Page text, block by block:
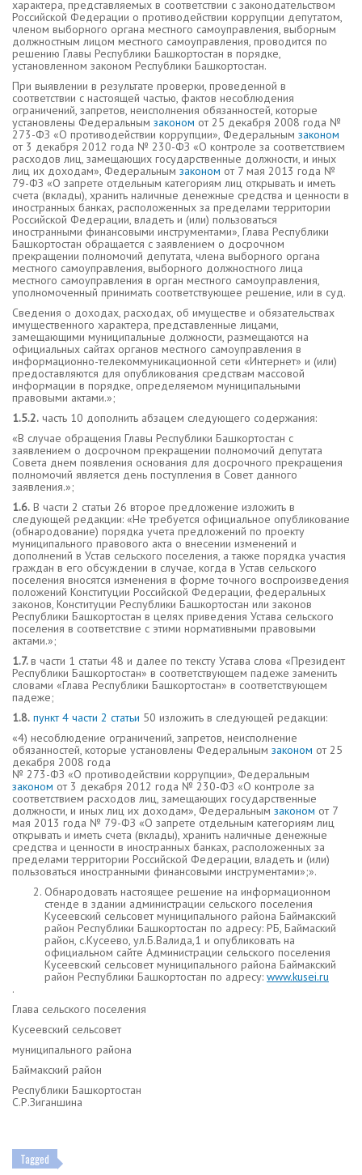
характера, представляемых в соответствии с законодательством
Российской Федерации о противодействии коррупции депутатом,
членом выборного органа местного самоуправления, выборным
должностным лицом местного самоуправления, проводится по
решению Главы Республики Башкортостан в порядке,
установленном законом Республики Башкортостан.
При выявлении в результате проверки, проведенной в
соответствии с настоящей частью, фактов несоблюдения
ограничений, запретов, неисполнения обязанностей, которые
установлены Федеральным законом от 25 декабря 2008 года №
273-ФЗ «О противодействии коррупции», Федеральным законом
от 3 декабря 2012 года № 230-ФЗ «О контроле за соответствием
расходов лиц, замещающих государственные должности, и иных
лиц их доходам», Федеральным законом от 7 мая 2013 года №
79-ФЗ «О запрете отдельным категориям лиц открывать и иметь
счета (вклады), хранить наличные денежные средства и ценности в
иностранных банках, расположенных за пределами территории
Российской Федерации, владеть и (или) пользоваться
иностранными финансовыми инструментами», Глава Республики
Башкортостан обращается с заявлением о досрочном
прекращении полномочий депутата, члена выборного органа
местного самоуправления, выборного должностного лица
местного самоуправления в орган местного самоуправления,
уполномоченный принимать соответствующее решение, или в суд.
Сведения о доходах, расходах, об имуществе и обязательствах
имущественного характера, представленные лицами,
замещающими муниципальные должности, размещаются на
официальных сайтах органов местного самоуправления в
информационно-телекоммуникационной сети «Интернет» и (или)
предоставляются для опубликования средствам массовой
информации в порядке, определяемом муниципальными
правовыми актами.»;
1.5.2. часть 10 дополнить абзацем следующего содержания:
«В случае обращения Главы Республики Башкортостан с
заявлением о досрочном прекращении полномочий депутата
Совета днем появления основания для досрочного прекращения
полномочий является день поступления в Совет данного
заявления.»;
1.6. В части 2 статьи 26 второе предложение изложить в
следующей редакции: «Не требуется официальное опубликование
(обнародование) порядка учета предложений по проекту
муниципального правового акта о внесении изменений и
дополнений в Устав сельского поселения, а также порядка участия
граждан в его обсуждении в случае, когда в Устав сельского
поселения вносятся изменения в форме точного воспроизведения
положений Конституции Российской Федерации, федеральных
законов, Конституции Республики Башкортостан или законов
Республики Башкортостан в целях приведения Устава сельского
поселения в соответствие с этими нормативными правовыми
актами.»;
1.7.в части 1 статьи 48 и далее по тексту Устава слова «Президент
Республики Башкортостан» в соответствующем падеже заменить
словами «Глава Республики Башкортостан» в соответствующем
падеже;
1.8. пункт 4 части 2 статьи 50 изложить в следующей редакции:
«4) несоблюдение ограничений, запретов, неисполнение
обязанностей, которые установлены Федеральным законом от 25
декабря 2008 года
№ 273-ФЗ «О противодействии коррупции», Федеральным
законом от 3 декабря 2012 года № 230-ФЗ «О контроле за
соответствием расходов лиц, замещающих государственные
должности, и иных лиц их доходам», Федеральным законом от 7
мая 2013 года № 79-ФЗ «О запрете отдельным категориям лиц
открывать и иметь счета (вклады), хранить наличные денежные
средства и ценности в иностранных банках, расположенных за
пределами территории Российской Федерации, владеть и (или)
пользоваться иностранными финансовыми инструментами»;».
Обнародовать настоящее решение на информационном
стенде в здании администрации сельского поселения
Кусеевский сельсовет муниципального района Баймакский
район Республики Башкортостан по адресу: РБ, Баймаский
район, с.Кусеево, ул.Б.Валида,1 и опубликовать на
официальном сайте Администрации сельского поселения
Кусеевский сельсовет муниципального района Баймакский
район Республики Башкортостан по адресу: www.kusei.ru
.
Глава сельского поселения
Кусеевский сельсовет
муниципального района
Баймакский район
Республики Башкортостан
С.Р.Зиганшина
Tagged